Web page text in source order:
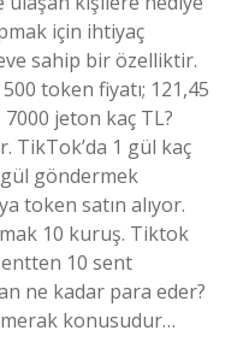
için ihtiyaç
sahip bir özelliktir.
token fiyatı; 121,45
7000 jeton kaç TL?
TikTok’da 1 gül kaç
göndermek
token satın alıyor.
10 kuruş. Tiktok
10 sent
ne kadar para eder?
konusudur…